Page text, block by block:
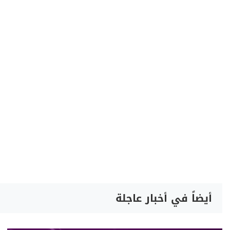
أيضاً في أخبار عاجلة